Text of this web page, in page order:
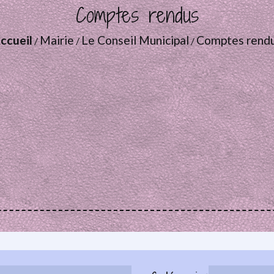
Comptes rendus
/Mairie/Le Conseil Municipal/Comptes